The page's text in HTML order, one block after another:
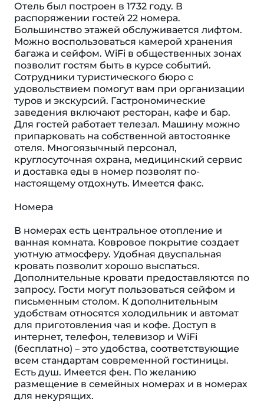
Отель был построен в 1732 году. В
распоряжении гостей 22 номера.
Большинство этажей обслуживается лифтом.
Можно воспользоваться камерой хранения
багажа и сейфом. WiFi в общественных зонах
позволит гостям быть в курсе событий.
Сотрудники туристического бюро с
удовольствием помогут вам при организации
туров и экскурсий. Гастрономические
заведения включают ресторан, кафе и бар.
Для гостей работает телезал. Машину можно
припарковать на собственной автостоянке
отеля. Многоязычный персонал,
круглосуточная охрана, медицинский сервис
и доставка еды в номер позволят по-
настоящему отдохнуть. Имеется факс.
Номера
В номерах есть центральное отопление и
ванная комната. Ковровое покрытие создает
уютную атмосферу. Удобная двуспальная
кровать позволит хорошо выспаться.
Дополнительные кровати предоставляются по
запросу. Гости могут пользоваться сейфом и
письменным столом. К дополнительным
удобствам относятся холодильник и автомат
для приготовления чая и кофе. Доступ в
интернет, телефон, телевизор и WiFi
(бесплатно) – это удобства, соответствующие
всем стандартам современной гостиницы.
Eсть душ. Имеется фен. По желанию
размещение в семейных номерах и в номерах
для некурящих.